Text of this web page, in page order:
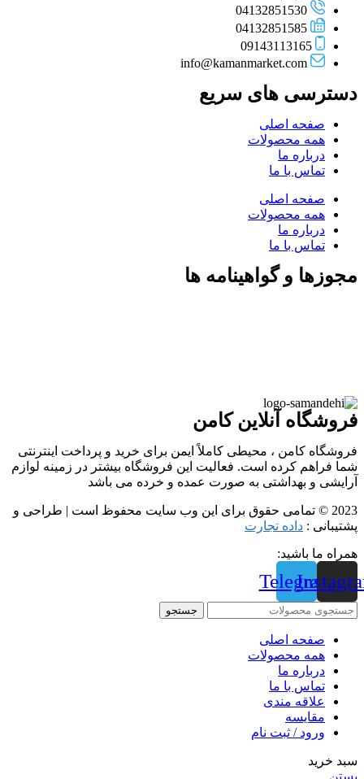
04132851530
04132851585
09143113165
info@kamanmarket.com
دسترسی های سریع
صفحه اصلی
همه محصولات
درباره ما
تماس با ما
صفحه اصلی
همه محصولات
درباره ما
تماس با ما
مجوزها و گواهینامه ها
فروشگاه آنلاین کامن
فروشگاه کامن ، محیطی کاملاً ایمن برای خرید و پرداخت اینترنتی
شما فراهم کرده است. فعالیت این فروشگاه بیشتر در زمینه لوازم
آرایشی و بهداشتی به صورت عمده و خرده می باشد
2023 © تمامی حقوق برای این وب سایت محفوظ است | طراحی و
پشتیبانی : داده تجارت
همراه ما باشید:
Telegram
جستجو
صفحه اصلی
همه محصولات
درباره ما
تماس با ما
علاقه مندی
مقايسه
ورود / ثبت نام
سبد خرید
بستن